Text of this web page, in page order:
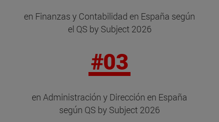
en Finanzas y Contabilidad en España según
el QS by Subject 2026
#03
en Administración y Dirección en España
según QS by Subject 2026